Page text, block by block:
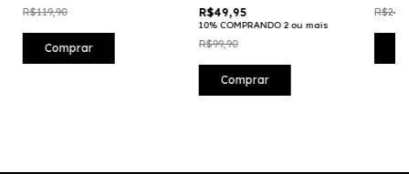
R$119,90
Comprar
R$49,95
10% COMPRANDO 2 ou mais
R$99,90
Comprar